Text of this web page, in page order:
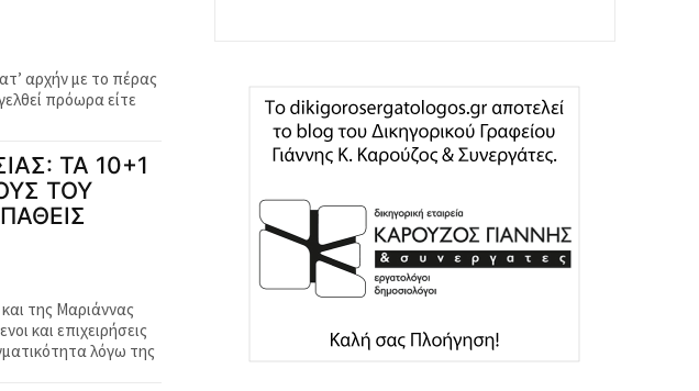
αρχήν με το πέρας
ΤΑ 10+1
ΤΟΥ
της Μαριάννας
και επιχειρήσεις
λόγω της